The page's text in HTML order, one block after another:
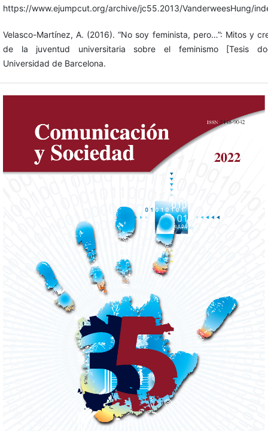
https://www.ejumpcut.org/archive/jc55.2013/VanderweesHung/
Velasco-Martínez, A. (2016). “No soy feminista, pero…”: Mitos y
de la juventud universitaria sobre el feminismo [Tesis
Universidad de Barcelona.